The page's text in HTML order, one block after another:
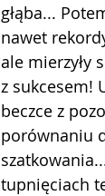
głąba...
nawet
ale mierzyły
z sukcesem!
beczce z
porównaniu
tupnięciach